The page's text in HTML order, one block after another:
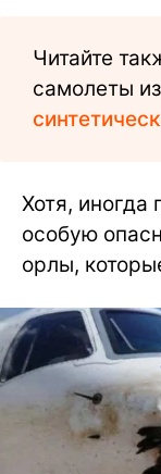
Читайте
самолеты
Хотя,
особую
орлы,